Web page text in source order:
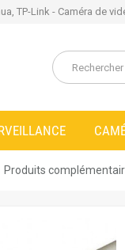
TP-Link - Caméra de
Produits